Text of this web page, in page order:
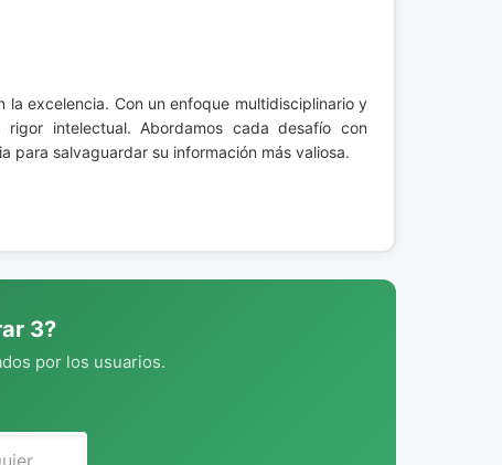
excelencia. Con un enfoque multidisciplinario y
intelectual. Abordamos cada desafío con
para salvaguardar su información más valiosa.
3?
por los usuarios.